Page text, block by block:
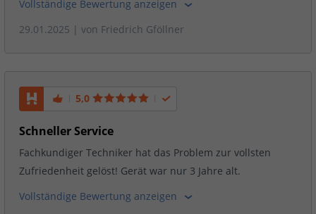
Vollständige Bewertung anzeigen
29.01.2025 | von Friedrich Gföllner
5,0
Schneller Service
Fachkundiger Techniker hat das Problem zur vollsten
Zufriedenheit gelöst! Gerät war nur 3 Jahre alt.
Vollständige Bewertung anzeigen